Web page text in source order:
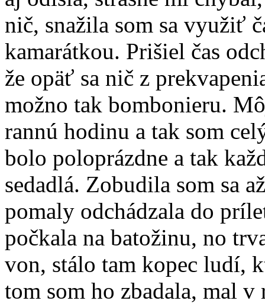
nič, snažila som sa využiť
kamarátkou. Prišiel čas
že opäť sa nič z
možno tak bombonieru.
rannú hodinu a tak som
bolo poloprázdne a tak
sedadlá. Zobudila som sa
pomaly odchádzala do
počkala na batožinu, no
von, stálo tam kopec ludí,
tom som ho zbadala, mal